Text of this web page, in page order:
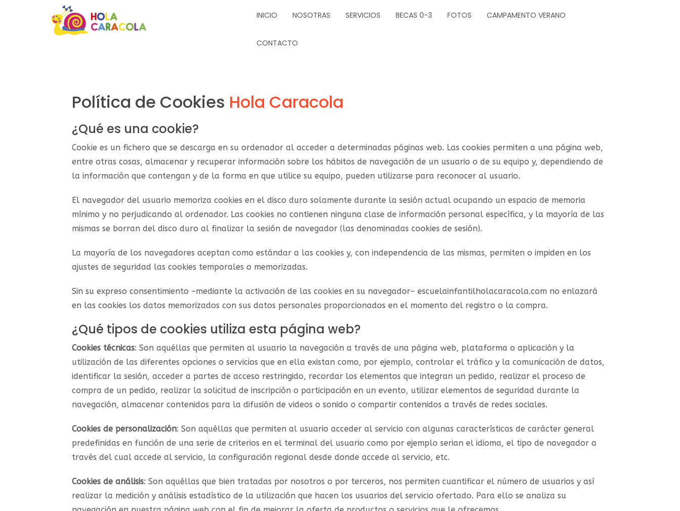
INICIO NOSOTRAS SERVICIOS BECAS 0-3 FOTOS CAMPAMENTO VERANO
CONTACTO
Política de Cookies Hola Caracola
¿Qué es una cookie?
Cookie es un fichero que se descarga en su ordenador al acceder a determinadas páginas web. Las cookies permiten a una página web,
entre otras cosas, almacenar y recuperar información sobre los hábitos de navegación de un usuario o de su equipo y, dependiendo de
la información que contengan y de la forma en que utilice su equipo, pueden utilizarse para reconocer al usuario.
El navegador del usuario memoriza cookies en el disco duro solamente durante la sesión actual ocupando un espacio de memoria
mínimo y no perjudicando al ordenador. Las cookies no contienen ninguna clase de información personal específica, y la mayoría de las
mismas se borran del disco duro al finalizar la sesión de navegador (las denominadas cookies de sesión).
La mayoría de los navegadores aceptan como estándar a las cookies y, con independencia de las mismas, permiten o impiden en los
ajustes de seguridad las cookies temporales o memorizadas.
Sin su expreso consentimiento –mediante la activación de las cookies en su navegador– escuelainfantilholacaracola.com no enlazará
en las cookies los datos memorizados con sus datos personales proporcionados en el momento del registro o la compra.
¿Qué tipos de cookies utiliza esta página web?
Cookies técnicas: Son aquéllas que permiten al usuario la navegación a través de una página web, plataforma o aplicación y la
utilización de las diferentes opciones o servicios que en ella existan como, por ejemplo, controlar el tráfico y la comunicación de datos,
identificar la sesión, acceder a partes de acceso restringido, recordar los elementos que integran un pedido, realizar el proceso de
compra de un pedido, realizar la solicitud de inscripción o participación en un evento, utilizar elementos de seguridad durante la
navegación, almacenar contenidos para la difusión de videos o sonido o compartir contenidos a través de redes sociales.
Cookies de personalización: Son aquéllas que permiten al usuario acceder al servicio con algunas características de carácter general
predefinidas en función de una serie de criterios en el terminal del usuario como por ejemplo serian el idioma, el tipo de navegador a
través del cual accede al servicio, la configuración regional desde donde accede al servicio, etc.
Cookies de análisis: Son aquéllas que bien tratadas por nosotros o por terceros, nos permiten cuantificar el número de usuarios y así
realizar la medición y análisis estadístico de la utilización que hacen los usuarios del servicio ofertado. Para ello se analiza su